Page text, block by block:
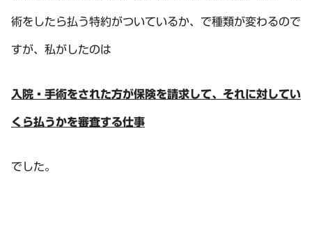
術をしたら払う特約がついているか、で種類が変わるので
すが、私がしたのは
入院・手術をされた方が保険を請求して、それに対してい
くら払うかを審査する仕事
でした。